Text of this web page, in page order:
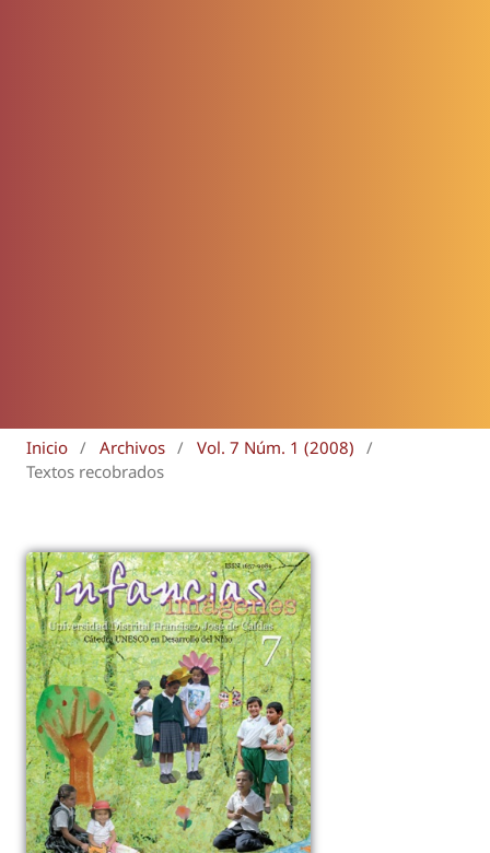
Inicio / Archivos / Vol. 7 Núm. 1 (2008)
/
Textos recobrados